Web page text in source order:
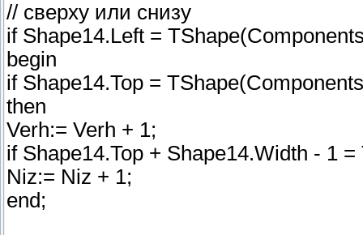
// сверху или снизу
if Shape14.Left =
begin
if Shape14.Top =
then
Verh:= Verh + 1;
if Shape14.Top + Shape14.Width - 1
Niz:= Niz + 1;
end;